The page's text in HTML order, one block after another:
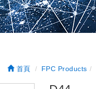
首頁 FPC Products